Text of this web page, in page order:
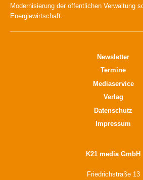
Modernisierung der öffentlichen Verwaltung
Energiewirtschaft.
Newsletter
Termine
Mediaservice
Verlag
Datenschutz
Impressum
K21 media GmbH
Friedrichstraße 13